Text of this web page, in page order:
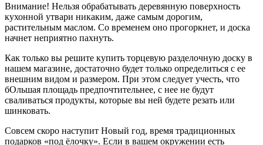
Внимание! Нельзя обрабатывать деревянную поверхность
кухонной утвари никаким, даже самым дорогим,
растительным маслом. Со временем оно прогоркнет, и доска
начнет неприятно пахнуть.
Как только вы решите купить торцевую разделочную доску в
нашем магазине, достаточно будет только определиться с ее
внешним видом и размером. При этом следует учесть, что
бОльшая площадь предпочтительнее, с нее не будут
сваливаться продукты, которые вы ней будете резать или
шинковать.
Совсем скоро наступит Новый год, время традиционных
подарков «под ёлочку». Если в вашем окружении есть